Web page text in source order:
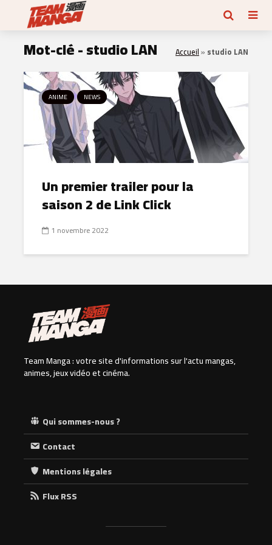
Mot-clé - studio LAN Accueil» studio LAN
ANIME NEWS
Un premier trailer pour la
saison 2 de Link Click
1 novembre 2022
Team Manga : votre site d'informations sur l'actu mangas,
animes, jeux vidéo et cinéma.
Qui sommes-nous ?
Contact
Mentions légales
Flux RSS